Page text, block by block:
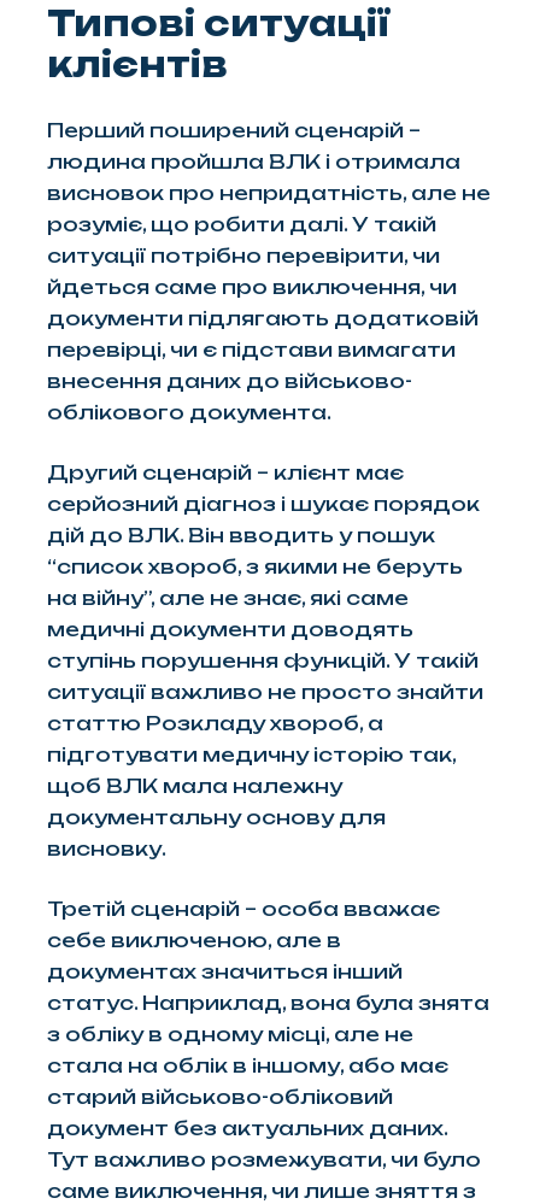
Типові ситуації
клієнтів
Перший поширений сценарій –
людина пройшла ВЛК і отримала
висновок про непридатність, але не
розуміє, що робити далі. У такій
ситуації потрібно перевірити, чи
йдеться саме про виключення, чи
документи підлягають додатковій
перевірці, чи є підстави вимагати
внесення даних до військово-
облікового документа.
Другий сценарій – клієнт має
серйозний діагноз і шукає порядок
дій до ВЛК. Він вводить у пошук
“список хвороб, з якими не беруть
на війну”, але не знає, які саме
медичні документи доводять
ступінь порушення функцій. У такій
ситуації важливо не просто знайти
статтю Розкладу хвороб, а
підготувати медичну історію так,
щоб ВЛК мала належну
документальну основу для
висновку.
Третій сценарій – особа вважає
себе виключеною, але в
документах значиться інший
статус. Наприклад, вона була знята
з обліку в одному місці, але не
стала на облік в іншому, або має
старий військово-обліковий
документ без актуальних даних.
Тут важливо розмежувати, чи було
саме виключення, чи лише зняття з